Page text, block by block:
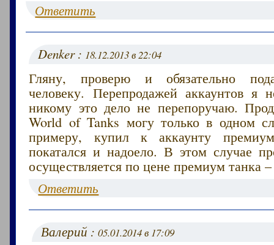
Ответить
Denker : 18.12.2013 в 22:04
Гляну, проверю и обязательно
человеку. Перепродажей аккаунтов я
никому это дело не перепоручаю.
World of Tanks могу только в одном
примеру, купил к аккаунту
покатался и надоело. В этом случае
осуществляется по цене премиум танка
Ответить
Валерий :05.01.2014 в 17:09